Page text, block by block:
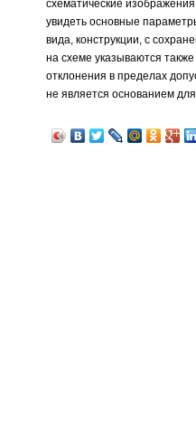
схематические
увидеть основные
вида, конструкции, с
на схеме указываются
отклонения в пределах
не является основанием